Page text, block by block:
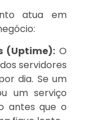
atua em
(Uptime): O
servidores
dia. Se um
um serviço
antes que o